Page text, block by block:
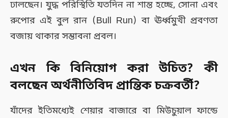
ঢালছেন। যুদ্ধ পরিস্থিতি যতদিন না শান্ত হচ্ছে, সোনা এবং
রুপোর এই বুল রান (Bull Run) বা ঊর্ধ্বমুখী প্রবণতা
বজায় থাকার সম্ভাবনা প্রবল।
এখন কি বিনিয়োগ করা উচিত? কী
বলছেন অর্থনীতিবিদ প্রান্তিক চক্রবর্তী?
যাঁদের ইতিমধ্যেই শেয়ার বাজারে বা মিউচুয়াল ফান্ডে